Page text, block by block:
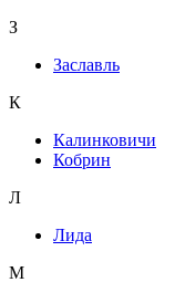
З
Заславль
К
Калинковичи
Кобрин
Л
Лида
М